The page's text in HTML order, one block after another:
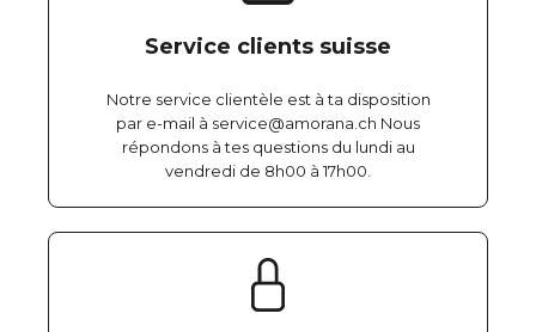
Service clients suisse
Notre service clientèle est à ta disposition
par e-mail à service@amorana.ch Nous
répondons à tes questions du lundi au
vendredi de 8h00 à 17h00.